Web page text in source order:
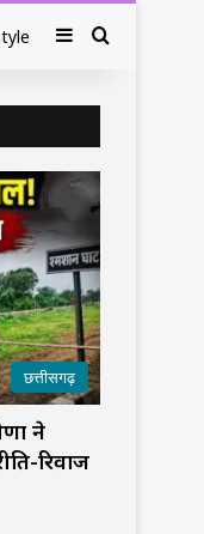
SidebarSearch
छत्तीसगढ़
ने
रिवाज